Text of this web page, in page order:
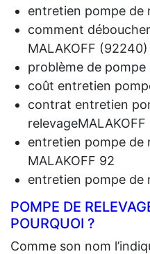
entretien pompe de
comment
MALAKOFF (92240)
problème de pompe
coût entretien
contrat entretien
relevageMALAKOFF
entretien pompe de
MALAKOFF 92
entretien pompe de
POMPE DE
POURQUOI ?
Comme son nom